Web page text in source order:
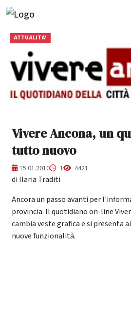
ATTUALITA'
Vivere Ancona, un
tutto nuovo
15.01.2010 1 4421
di Ilaria Traditi
Ancora un passo avanti per
provincia. Il quotidiano on-line
cambia veste grafica e si presenta
nuove funzionalità.